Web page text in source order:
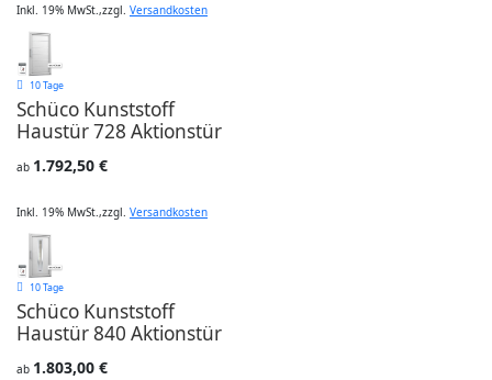
Inkl. 19% MwSt.,zzgl. Versandkosten
10 Tage
Schüco Kunststoff
Haustür 728 Aktionstür
ab 1.792,50 €
Inkl. 19% MwSt.,zzgl. Versandkosten
10 Tage
Schüco Kunststoff
Haustür 840 Aktionstür
ab 1.803,00 €